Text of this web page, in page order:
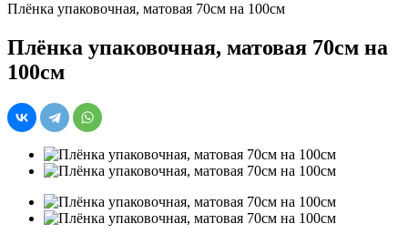
Плёнка упаковочная, матовая 70см на 100см
Плёнка упаковочная, матовая 70см на
100см